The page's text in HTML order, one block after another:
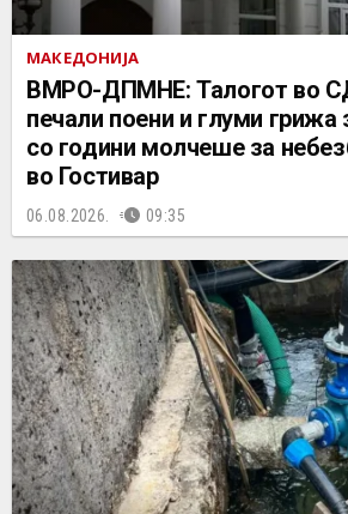
МАКЕДОНИЈА
ВМРО-ДПМНЕ: Талогот во
печали поени и глуми грижа
со години молчеше за
во Гостивар
06.08.2026. 09:35